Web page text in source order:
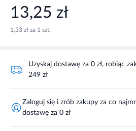
13,25 zł
1,33 zł za 1 szt.
Uzyskaj dostawę za 0 zł, robiąc
249 zł
Zaloguj się i zrób zakupy za co
dostawę za 0 zł